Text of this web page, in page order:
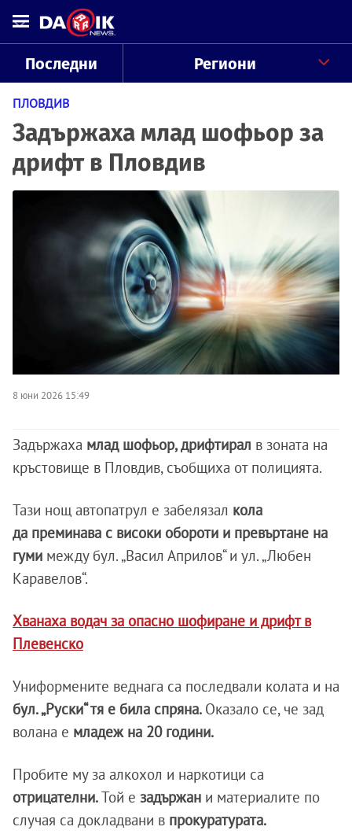
Последни Региони
ПЛОВДИВ
Задържаха млад шофьор за
дрифт в Пловдив
8 юни 2026 15:49
Задържаха млад шофьор, дрифтирал в зоната на
кръстовище в Пловдив, съобщиха от полицията.
Тази нощ автопатрул е забелязал кола
да преминава с високи обороти и превъртане на
гуми между бул. „Васил Априлов“ и ул. „Любен
Каравелов“.
Хванаха водач за опасно шофиране и дрифт в
Плевенско
Униформените веднага са последвали колата и на
бул. „Руски“ тя е била спряна. Оказало се, че зад
волана е младеж на 20 години.
Пробите му за алкохол и наркотици са
отрицателни.Той е задържан и материалите по
случая са докладвани в прокуратурата.